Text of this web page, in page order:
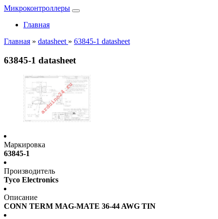
Микроконтроллеры
Главная
Главная » datasheet » 63845-1 datasheet
63845-1 datasheet
Маркировка
63845-1
Производитель
Tyco Electronics
Описание
CONN TERM MAG-MATE 36-44 AWG TIN